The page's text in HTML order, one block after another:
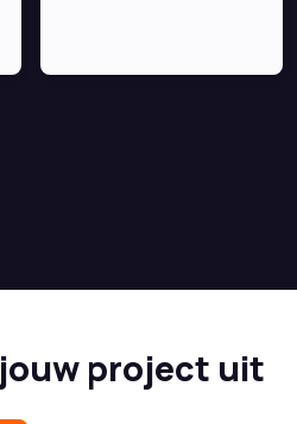
jouw project uit